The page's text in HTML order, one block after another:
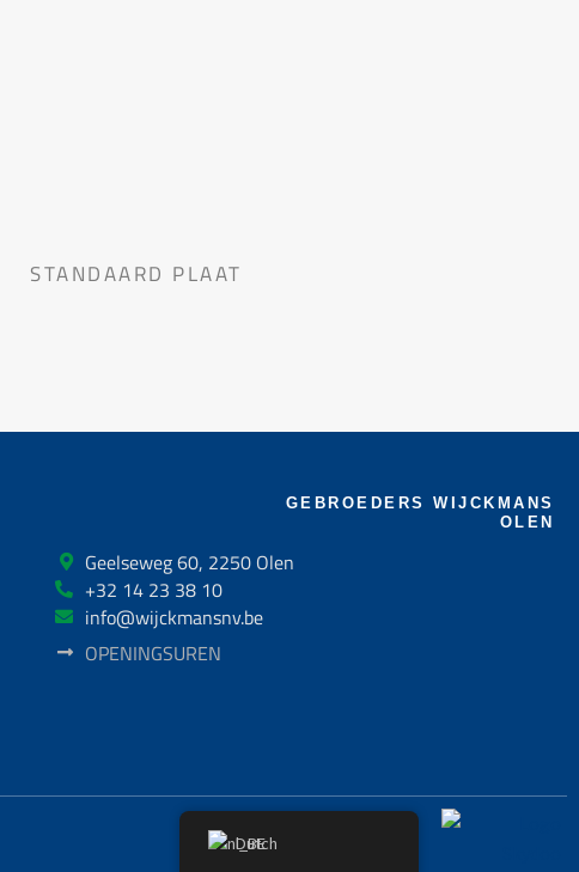
STANDAARD PLAAT
GEBROEDERS WIJCKMANS
OLEN
Geelseweg 60, 2250 Olen
+32 14 23 38 10
info@wijckmansnv.be
OPENINGSUREN
Dutch